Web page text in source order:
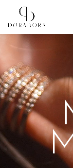
Videoesitaja